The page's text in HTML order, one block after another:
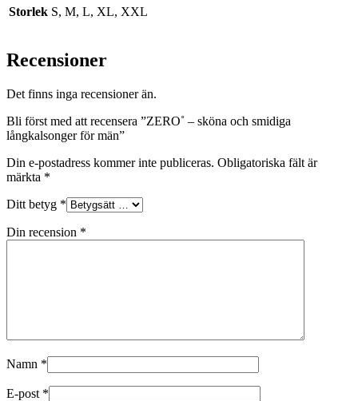
Storlek S, M, L, XL, XXL
Recensioner
Det finns inga recensioner än.
Bli först med att recensera ”ZERO˚ – sköna och smidiga
långkalsonger för män”
Din e-postadress kommer inte publiceras. Obligatoriska fält är
märkta *
Ditt betyg *
Din recension *
Namn *
E-post *